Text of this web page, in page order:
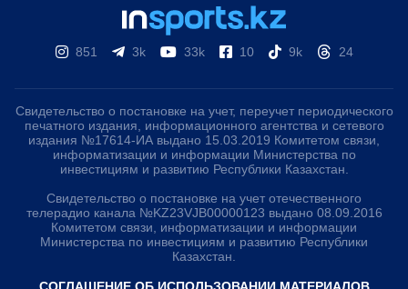
851 3k 33k 10 9k 24
Свидетельство о постановке на учет, переучет периодического
печатного издания, информационного агентства и сетевого
издания №17614-ИА выдано 15.03.2019 Комитетом связи,
информатизации и информации Министерства по
инвестициям и развитию Республики Казахстан.
Свидетельство о постановке на учет отечественного
телерадио канала №KZ23VJB00000123 выдано 08.09.2016
Комитетом связи, информатизации и информации
Министерства по инвестициям и развитию Республики
Казахстан.